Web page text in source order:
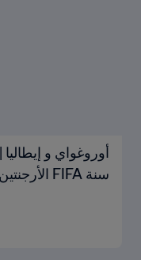
سنة FIFA الأرجنتين ٢٠٢٣ | فيديو ملخص